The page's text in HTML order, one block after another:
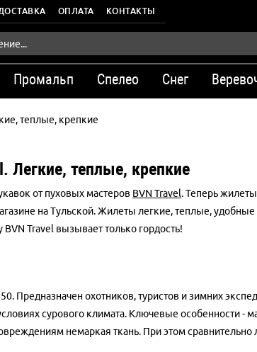
ОПЛАТА КОНТАКТЫ
Промальп Спелео Снег
теплые, крепкие
Легкие, теплые, крепкие
от пуховых мастеров BVN Travel. Теперь
на Тульской. Жилеты легкие, теплые, удобные
Travel вызывает только гордость!
Предназначен охотников, туристов и зимних
сурового климата. Ключевые особенности -
немаркая ткань. При этом сравнительно